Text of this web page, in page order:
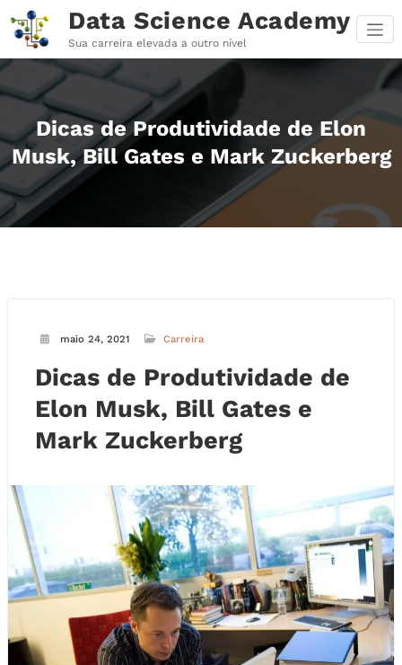
para
conteúdo
Data Science Academy
Sua carreira elevada a outro nível
Dicas de Produtividade de Elon
Musk, Bill Gates e Mark Zuckerberg
maio 24, 2021 Carreira
Dicas de Produtividade de
Elon Musk, Bill Gates e
Mark Zuckerberg